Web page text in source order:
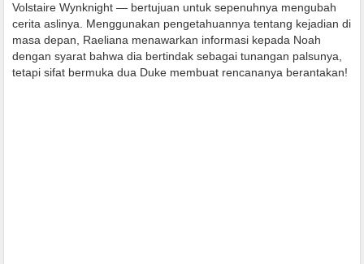
Volstaire Wynknight — bertujuan untuk sepenuhnya mengubah
cerita aslinya. Menggunakan pengetahuannya tentang kejadian di
masa depan, Raeliana menawarkan informasi kepada Noah
dengan syarat bahwa dia bertindak sebagai tunangan palsunya,
tetapi sifat bermuka dua Duke membuat rencananya berantakan!